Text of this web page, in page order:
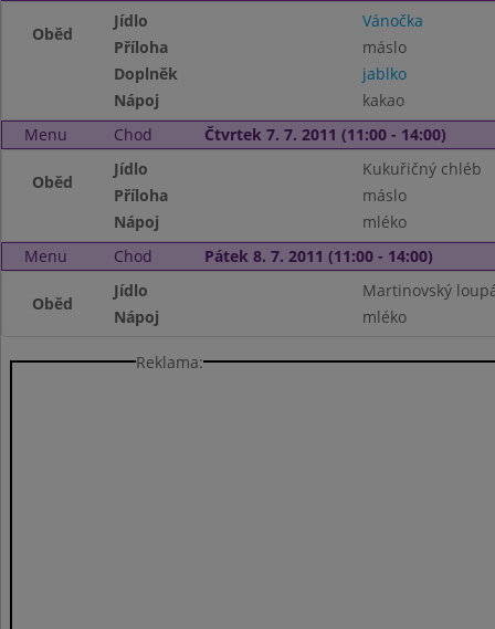
Oběd
Jídlo
Vánočka
Příloha
máslo
Doplněk
jablko
Nápoj
kakao
Menu
Chod Čtvrtek 7. 7. 2011 (11:00 - 14:00)
Oběd
Jídlo
Kukuřičný chléb
Příloha
máslo
Nápoj
mléko
Menu
Chod Pátek 8. 7. 2011 (11:00 - 14:00)
Oběd
Jídlo
Martinovský
Nápoj
mléko
Reklama: